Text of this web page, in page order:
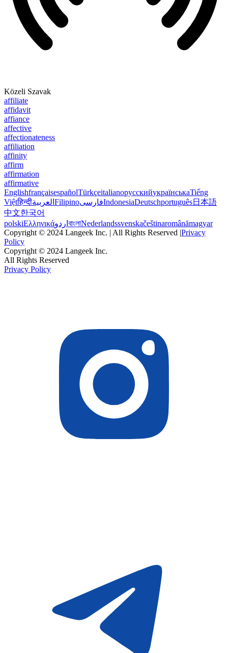
Közeli Szavak
affiliate
affidavit
affiance
affective
affectionateness
affiliation
affinity
affirm
affirmation
affirmative
EnglishfrançaisespañolTürkçeitalianoрусскийукраїнськаTiếng
Việtहिन्दीالعربية FilipinoفارسیIndonesiaDeutschportuguês日本語
中文한국어
polskiΕλληνικάاردو বাংলাNederlandssvenskačeštinaromânămagyar
Copyright © 2024 Langeek Inc. | All Rights Reserved |Privacy
Policy
Copyright © 2024 Langeek Inc.
All Rights Reserved
Privacy Policy